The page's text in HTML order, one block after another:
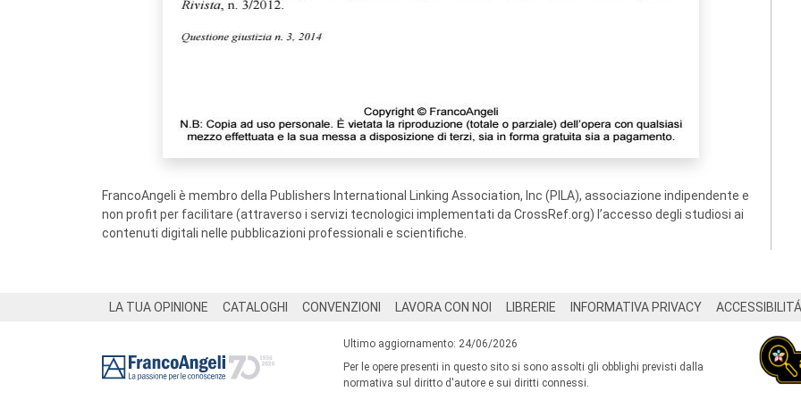
FrancoAngeli è membro della Publishers International Linking Association, Inc (PILA), associazione indipendente e
non profit per facilitare (attraverso i servizi tecnologici implementati da CrossRef.org) l’accesso degli studiosi ai
contenuti digitali nelle pubblicazioni professionali e scientifiche.
LA TUA OPINIONE CATALOGHI CONVENZIONI LAVORA CON NOI LIBRERIE INFORMATIVA PRIVACY ACCESSIBILITÁ
Ultimo aggiornamento: 24/06/2026
Per le opere presenti in questo sito si sono assolti gli obblighi previsti dalla
normativa sul diritto d'autore e sui diritti connessi.